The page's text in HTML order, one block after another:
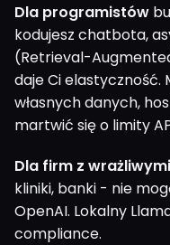
Dla programistów
kodujesz chatbota,
(Retrieval-
daje Ci
własnych danych,
martwić się o limity
Dla firm z
kliniki, banki - nie
OpenAI. Lokalny
compliance.